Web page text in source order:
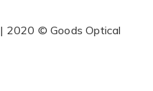
| 2020 © Goods Optical